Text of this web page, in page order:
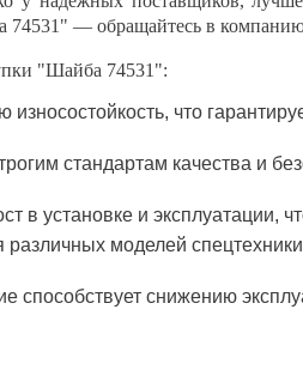
74531" — обращайтесь в
"Шайба 74531":
что
стандартам качества и
в установке и эксплуатации,
моделей
способствует снижению